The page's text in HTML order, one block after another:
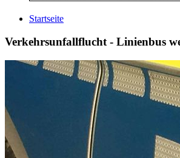
Startseite
Verkehrsunfallflucht - Linienbus